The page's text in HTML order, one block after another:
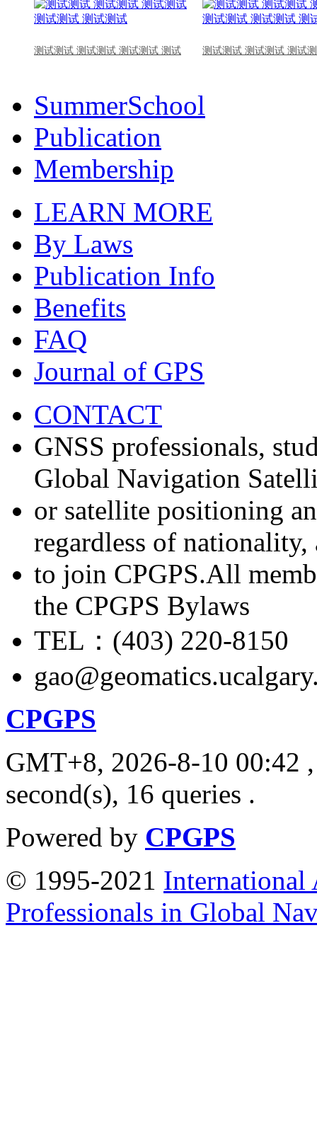
测试测试 测试测试 测试测试 测试 测试测试 测试测试 测试
SummerSchool
Publication
Membership
LEARN MORE
By Laws
Publication Info
Benefits
FAQ
Journal of GPS
CONTACT
GNSS professionals,
Global Navigation
or satellite positioning
regardless of nationality,
to join CPGPS.All
the CPGPS Bylaws
TEL：(403) 220-8150
CPGPS
GMT+8, 2026-8-10 00:42
second(s), 16 queries .
Powered by CPGPS
© 1995-2021 International
Professionals in Global